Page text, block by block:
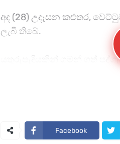
‍අද (28) උදෑසන කළුතර,
ලැබී තිබේ.
යතුරුපැදියකින් ගමන් ගත්
විසින් මෙම වෙඩි තැබීම
වෙඩි වැදීමෙන් තුවාල ලැබූ
Facebook